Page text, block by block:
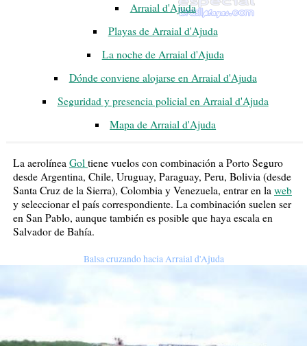
Arraial d'Ajuda
Playas de Arraial d'Ajuda
La noche de Arraial d'Ajuda
Dónde conviene alojarse en Arraial d'Ajuda
Seguridad y presencia policial en Arraial d'Ajuda
Mapa de Arraial d'Ajuda
La aerolínea Gol tiene vuelos con combinación a Porto Seguro
desde Argentina, Chile, Uruguay, Paraguay, Peru, Bolivia (desde
Santa Cruz de la Sierra), Colombia y Venezuela, entrar en la web
y seleccionar el país correspondiente. La combinación suelen ser
en San Pablo, aunque también es posible que haya escala en
Salvador de Bahía.
Balsa cruzando hacia Arraial d'Ajuda